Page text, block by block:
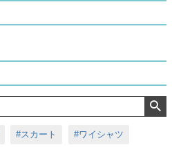
#スカート #ワイシャツ